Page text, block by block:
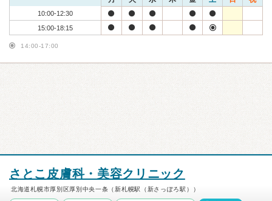
10:00-12:30
15:00-18:15
14:00-17:00
さとこ皮膚科・美容クリニック
北海道札幌市厚別区厚別中央一条（新札幌駅（新さっぽろ駅））